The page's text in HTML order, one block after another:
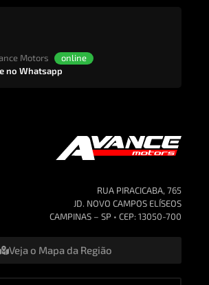
Motors
online
no Whatsapp
RUA PIRACICABA, 765
JD. NOVO CAMPOS ELÍSEOS
CAMPINAS – SP • CEP: 13050-700
Veja o Mapa da Região